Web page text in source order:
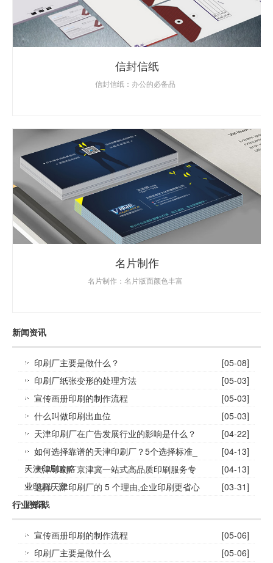
信封信纸
信封信纸：办公的必备品
名片制作
名片制作：名片版面颜色丰富
新闻资讯
印刷厂主要是做什么？
[05-08]
印刷厂纸张变形的处理方法
[05-03]
宣传画册印刷的制作流程
[05-03]
什么叫做印刷出血位
[05-03]
天津印刷厂在广告发展行业的影响是什么？
[04-22]
如何选择靠谱的天津印刷厂？5个选择标准_
天津印刷攻略
[04-13]
天津印刷厂京津冀一站式高品质印刷服务专
业印刷厂家
[04-13]
选择天津印刷厂的 5 个理由,企业印刷更省心
更省钱
[03-31]
行业资讯
宣传画册印刷的制作流程
[05-06]
印刷厂主要是做什么
[05-06]